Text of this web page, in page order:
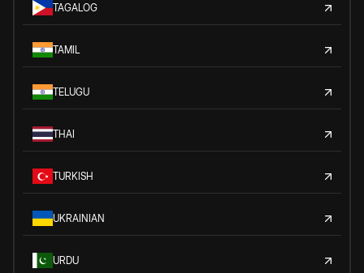
TAGALOG
TAMIL
TELUGU
THAI
TURKISH
UKRAINIAN
URDU